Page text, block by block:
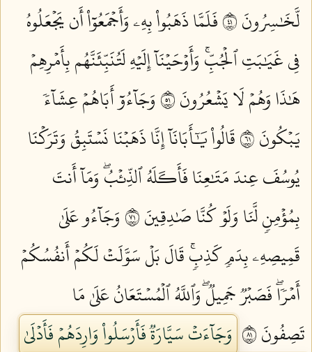
لَّخَٰسِرُونَ ١٤
فَلَمَّا ذَهَبُواْ بِهِۦ وَأَجۡمَعُوٓاْ أَن يَجۡعَلُوهُ
فِي غَيَٰبَتِ ٱلۡجُبِّۚ وَأَوۡحَيۡنَآ إِلَيۡهِ لَتُنَبِّئَنَّهُم بِأَمۡرِهِمۡ
هَٰذَا وَهُمۡ لَا يَشۡعُرُونَ ١٥
وَجَآءُوٓ أَبَاهُمۡ عِشَآءٗ
يَبۡكُونَ ١٦
قَالُواْ يَٰٓأَبَانَآ إِنَّا ذَهَبۡنَا نَسۡتَبِقُ وَتَرَكۡنَا
يُوسُفَ عِندَ مَتَٰعِنَا فَأَكَلَهُ ٱلذِّئۡبُۖ وَمَآ أَنتَ
بِمُؤۡمِنٖ لَّنَا وَلَوۡ كُنَّا صَٰدِقِينَ ١٧
وَجَآءُو عَلَىٰ
قَمِيصِهِۦ بِدَمٖ كَذِبٖۚ قَالَ بَلۡ سَوَّلَتۡ لَكُمۡ أَنفُسُكُمۡ
أَمۡرٗاۖ فَصَبۡرٞ جَمِيلٞۖ وَٱللَّهُ ٱلۡمُسۡتَعَانُ عَلَىٰ مَا
تَصِفُونَ ١٨
وَجَآءَتۡ سَيَّارَةٞ فَأَرۡسَلُواْ وَارِدَهُمۡ فَأَدۡلَىٰ